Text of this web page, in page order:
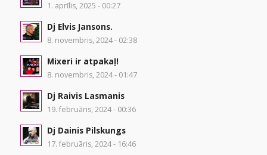
1. aprīlis, 2025 - 00:27
Dj Elvis Jansons.
8. novembris, 2024 - 02:38
Mixeri ir atpakaļ!
8. novembris, 2024 - 01:47
Dj Raivis Lasmanis
19. februāris, 2024 - 00:36
Dj Dainis Pilskungs
17. februāris, 2024 - 16:46